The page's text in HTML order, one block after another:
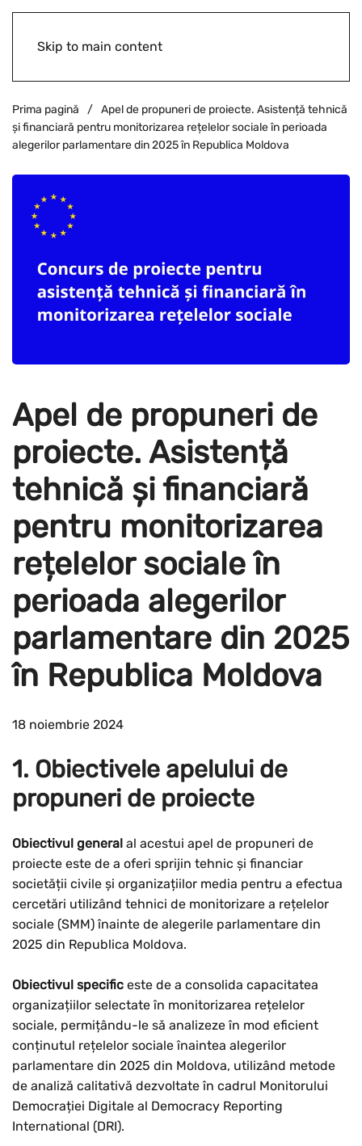
Skip to main content
Prima pagină
Apel de propuneri de proiecte. Asistență tehnică
și financiară pentru monitorizarea rețelelor sociale în perioada
alegerilor parlamentare din 2025 în Republica Moldova
Apel de propuneri de
proiecte. Asistență
tehnică și financiară
pentru monitorizarea
rețelelor sociale în
perioada alegerilor
parlamentare din 2025
în Republica Moldova
18 noiembrie 2024
1. Obiectivele apelului de
propuneri de proiecte
Obiectivul general al acestui apel de propuneri de
proiecte este de a oferi sprijin tehnic și financiar
societății civile și organizațiilor media pentru a efectua
cercetări utilizând tehnici de monitorizare a rețelelor
sociale (SMM) înainte de alegerile parlamentare din
2025 din Republica Moldova.
Obiectivul specific este de a consolida capacitatea
organizațiilor selectate în monitorizarea rețelelor
sociale, permițându-le să analizeze în mod eficient
conținutul rețelelor sociale înaintea alegerilor
parlamentare din 2025 din Moldova, utilizând metode
de analiză calitativă dezvoltate în cadrul Monitorului
Democrației Digitale al Democracy Reporting
International (DRI).